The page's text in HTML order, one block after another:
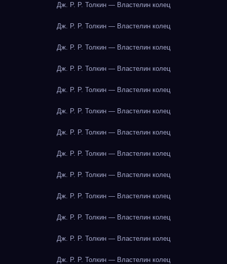
Дж. Р. Р. Толкин — Властелин колец
Дж. Р. Р. Толкин — Властелин колец
Дж. Р. Р. Толкин — Властелин колец
Дж. Р. Р. Толкин — Властелин колец
Дж. Р. Р. Толкин — Властелин колец
Дж. Р. Р. Толкин — Властелин колец
Дж. Р. Р. Толкин — Властелин колец
Дж. Р. Р. Толкин — Властелин колец
Дж. Р. Р. Толкин — Властелин колец
Дж. Р. Р. Толкин — Властелин колец
Дж. Р. Р. Толкин — Властелин колец
Дж. Р. Р. Толкин — Властелин колец
Дж. Р. Р. Толкин — Властелин колец